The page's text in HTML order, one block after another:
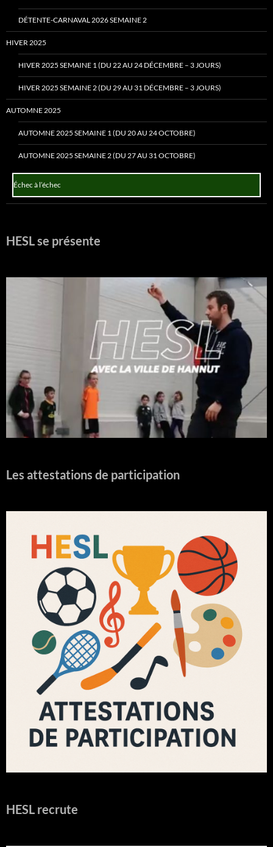
DÉTENTE-CARNAVAL 2026 SEMAINE 2
HIVER 2025
HIVER 2025 SEMAINE 1 (DU 22 AU 24 DÉCEMBRE – 3 JOURS)
HIVER 2025 SEMAINE 2 (DU 29 AU 31 DÉCEMBRE – 3 JOURS)
AUTOMNE 2025
AUTOMNE 2025 SEMAINE 1 (DU 20 AU 24 OCTOBRE)
AUTOMNE 2025 SEMAINE 2 (DU 27 AU 31 OCTOBRE)
Échec à l’échec
HESL se présente
Les attestations de participation
HESL recrute